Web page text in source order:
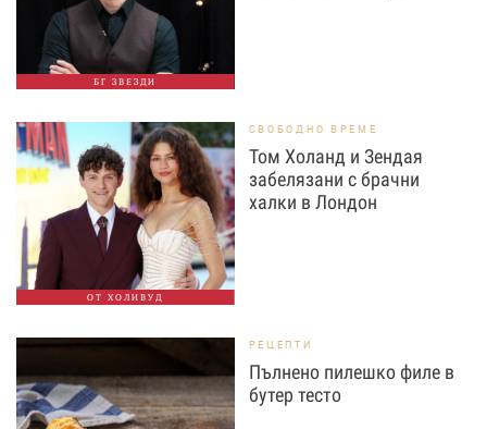
БГ ЗВЕЗДИ
ОТ ХОЛИВУД
СВОБОДНО ВРЕМЕ
Том Холанд и Зендая
забелязани с брачни
халки в Лондон
РЕЦЕПТИ
Пълнено пилешко филе в
бутер тесто